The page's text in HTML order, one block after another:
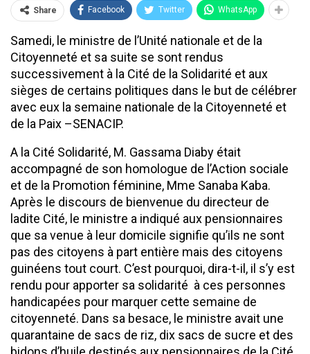
Share Facebook Twitter WhatsApp
Samedi, le ministre de l’Unité nationale et de la
Citoyenneté et sa suite se sont rendus
successivement à la Cité de la Solidarité et aux
sièges de certains politiques dans le but de célébrer
avec eux la semaine nationale de la Citoyenneté et
de la Paix –SENACIP.
A la Cité Solidarité, M. Gassama Diaby était
accompagné de son homologue de l’Action sociale
et de la Promotion féminine, Mme Sanaba Kaba.
Après le discours de bienvenue du directeur de
ladite Cité, le ministre a indiqué aux pensionnaires
que sa venue à leur domicile signifie qu’ils ne sont
pas des citoyens à part entière mais des citoyens
guinéens tout court. C’est pourquoi, dira-t-il, il s’y est
rendu pour apporter sa solidarité à ces personnes
handicapées pour marquer cette semaine de
citoyenneté. Dans sa besace, le ministre avait une
quarantaine de sacs de riz, dix sacs de sucre et des